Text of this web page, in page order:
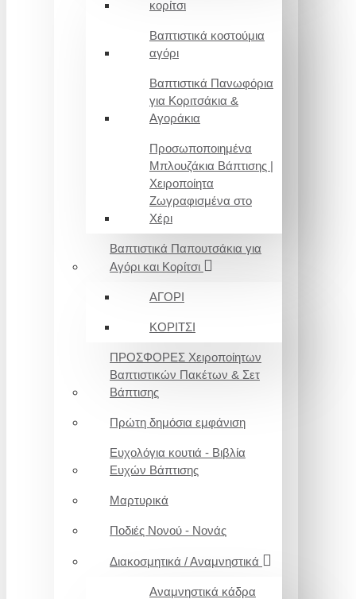
κορίτσι
Βαπτιστικά κοστούμια
αγόρι
Βαπτιστικά Πανωφόρια
για Κοριτσάκια &
Αγοράκια
Προσωποποιημένα
Μπλουζάκια Βάπτισης |
Χειροποίητα
Ζωγραφισμένα στο
Χέρι
Βαπτιστικά Παπουτσάκια για
Αγόρι και Κορίτσι
ΑΓΟΡΙ
ΚΟΡΙΤΣΙ
ΠΡΟΣΦΟΡΕΣ Χειροποίητων
Βαπτιστικών Πακέτων & Σετ
Βάπτισης
Πρώτη δημόσια εμφάνιση
Ευχολόγια κουτιά - Βιβλία
Ευχών Βάπτισης
Μαρτυρικά
Ποδιές Νονού - Νονάς
Διακοσμητικά / Αναμνηστικά
Αναμνηστικά κάδρα